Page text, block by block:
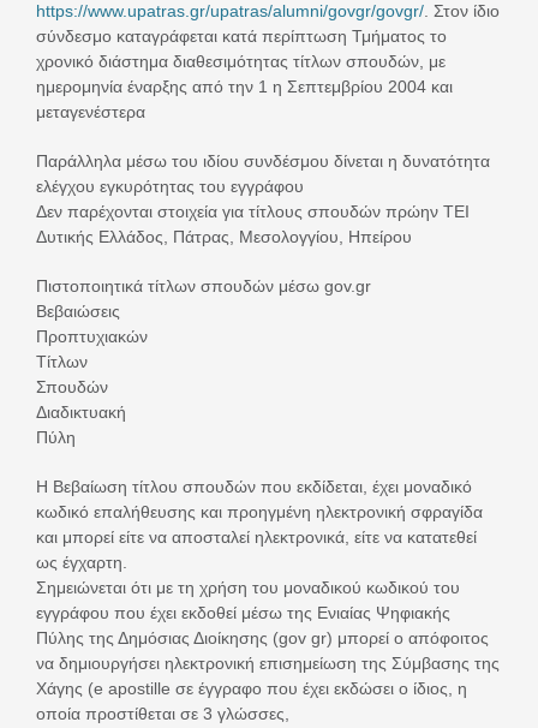
https://www.upatras.gr/upatras/alumni/govgr/govgr/ . Στον ίδιο
σύνδεσμο καταγράφεται κατά περίπτωση Τμήματος το
χρονικό διάστημα διαθεσιμότητας τίτλων σπουδών, με
ημερομηνία έναρξης από την 1 η Σεπτεμβρίου 2004 και
μεταγενέστερα
Παράλληλα μέσω του ιδίου συνδέσμου δίνεται η δυνατότητα
ελέγχου εγκυρότητας του εγγράφου
Δεν παρέχονται στοιχεία για τίτλους σπουδών πρώην ΤΕΙ
Δυτικής Ελλάδος, Πάτρας, Μεσολογγίου, Ηπείρου
Πιστοποιητικά τίτλων σπουδών μέσω gov.gr
Βεβαιώσεις
Προπτυχιακών
Τίτλων
Σπουδών
Διαδικτυακή
Πύλη
Η Βεβαίωση τίτλου σπουδών που εκδίδεται, έχει μοναδικό
κωδικό επαλήθευσης και προηγμένη ηλεκτρονική σφραγίδα
και μπορεί είτε να αποσταλεί ηλεκτρονικά, είτε να κατατεθεί
ως έγχαρτη.
Σημειώνεται ότι με τη χρήση του μοναδικού κωδικού του
εγγράφου που έχει εκδοθεί μέσω της Ενιαίας Ψηφιακής
Πύλης της Δημόσιας Διοίκησης (gov gr) μπορεί ο απόφοιτος
να δημιουργήσει ηλεκτρονική επισημείωση της Σύμβασης της
Χάγης (e apostille σε έγγραφο που έχει εκδώσει ο ίδιος, η
οποία προστίθεται σε 3 γλώσσες,